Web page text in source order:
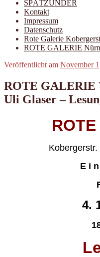
SPÄTZÜNDER
Kontakt
Impressum
Datenschutz
Rote Galerie
ROTE GALERIE
Veröffentlicht am November
ROTE GALERIE
Uli Glaser –
E i
4.